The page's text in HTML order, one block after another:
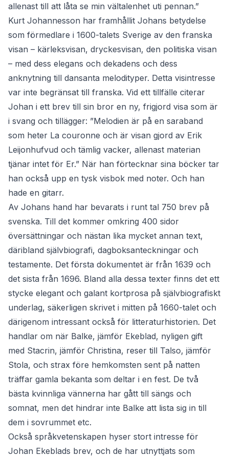
allenast till att låta se min vältalenhet uti pennan.”
Kurt Johannesson har framhållit Johans betydelse
som förmedlare i 1600-talets Sverige av den franska
visan – kärleksvisan, dryckesvisan, den politiska visan
– med dess elegans och dekadens och dess
anknytning till dansanta melodityper. Detta visintresse
var inte begränsat till franska. Vid ett tillfälle citerar
Johan i ett brev till sin bror en ny, frigjord visa som är
i svang och tillägger: ”Melodien är på en saraband
som heter La couronne och är visan gjord av Erik
Leijonhufvud och tämlig vacker, allenast materian
tjänar intet för Er.” När han förtecknar sina böcker tar
han också upp en tysk visbok med noter. Och han
hade en gitarr.
Av Johans hand har bevarats i runt tal 750 brev på
svenska. Till det kommer omkring 400 sidor
översättningar och nästan lika mycket annan text,
däribland självbiografi, dagboksanteckningar och
testamente. Det första dokumentet är från 1639 och
det sista från 1696. Bland alla dessa texter finns det ett
stycke elegant och galant kortprosa på självbiografiskt
underlag, säkerligen skrivet i mitten på 1660-talet och
därigenom intressant också för litteraturhistorien. Det
handlar om när Balke, jämför Ekeblad, nyligen gift
med Stacrin, jämför Christina, reser till Talso, jämför
Stola, och strax före hemkomsten sent på natten
träffar gamla bekanta som deltar i en fest. De två
bästa kvinnliga vännerna har gått till sängs och
somnat, men det hindrar inte Balke att lista sig in till
dem i sovrummet etc.
Också språkvetenskapen hyser stort intresse för
Johan Ekeblads brev, och de har utnyttjats som